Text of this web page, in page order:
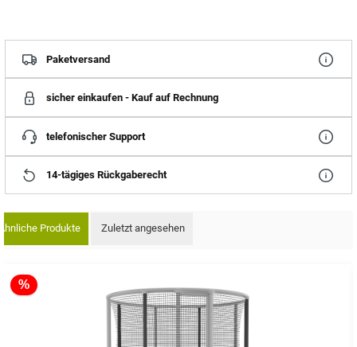
Paketversand
sicher einkaufen - Kauf auf Rechnung
telefonischer Support
14-tägiges Rückgaberecht
Produkte Zuletzt angesehen
%